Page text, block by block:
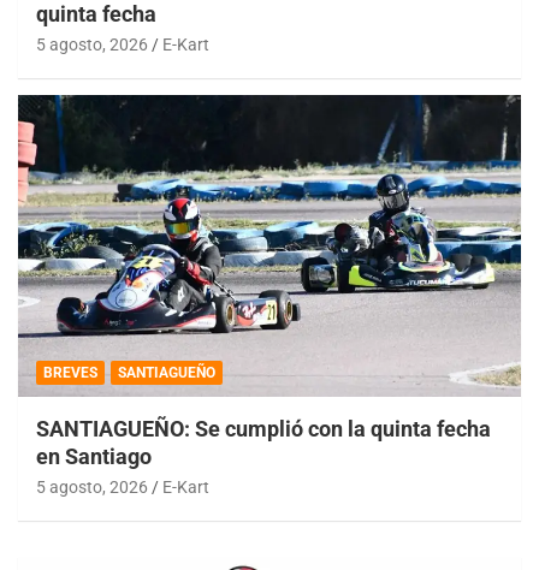
quinta fecha
5 agosto, 2026 E-Kart
BREVES SANTIAGUEÑO
SANTIAGUEÑO: Se cumplió con la quinta fecha
en Santiago
5 agosto, 2026 E-Kart